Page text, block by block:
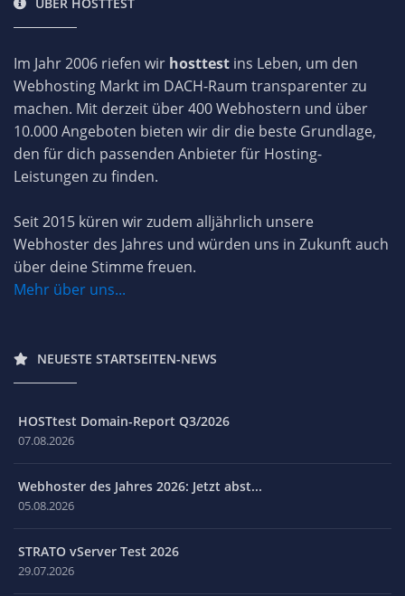
Im Jahr 2006 riefen wir hosttest ins Leben, um den
Webhosting Markt im DACH-Raum transparenter zu
machen. Mit derzeit über 400 Webhostern und über
10.000 Angeboten bieten wir dir die beste Grundlage,
den für dich passenden Anbieter für Hosting-
Leistungen zu finden.
Seit 2015 küren wir zudem alljährlich unsere
Webhoster des Jahres und würden uns in Zukunft auch
über deine Stimme freuen.
Mehr über uns...
NEUESTE STARTSEITEN-NEWS
HOSTtest Domain-Report Q3/2026
07.08.2026
Webhoster des Jahres 2026: Jetzt abst...
05.08.2026
STRATO vServer Test 2026
29.07.2026